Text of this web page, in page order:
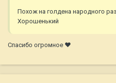
Похож на голдена народного
Хорошенький
Спасибо огромное ❤